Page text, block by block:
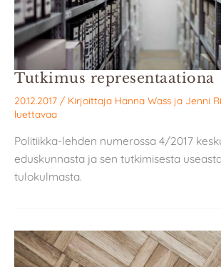
Tutkimus representaationa
20.12.2017 / Kirjoittaja Hanna Wass ja Jenni
luettavaa
Politiikka-lehden numerossa 4/2017
eduskunnasta ja sen tutkimisesta
tulokulmasta.